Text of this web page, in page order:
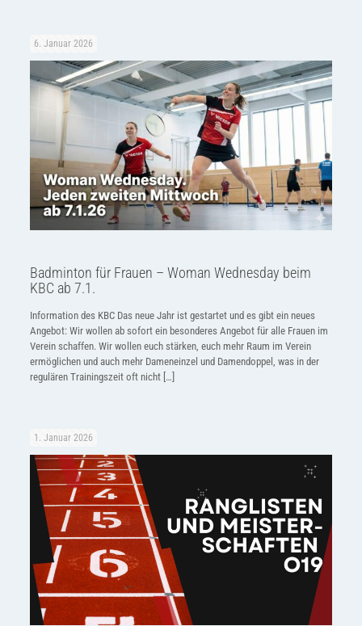
6. Januar 2026
Badminton für Frauen – Woman Wednesday beim
KBC ab 7.1.
Information des KBC Das neue Jahr ist gestartet und es gibt ein neues
Angebot: Wir wollen ab sofort ein besonderes Angebot für alle Frauen im
Verein schaffen. Wir wollen euch stärken, euch mehr Raum im Verein
ermöglichen und auch mehr Dameneinzel und Damendoppel, was in der
regulären Trainingszeit oft nicht[…]
1. Januar 2026